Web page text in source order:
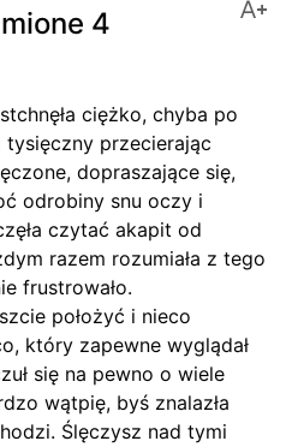
4
ciężko, chyba po
tysięczny przecierając
dopraszające się,
odrobiny snu oczy i
czytać akapit od
razem rozumiała z tego
frustrowało.
położyć i nieco
który zapewne wyglądał
się na pewno o wiele
wątpię, byś znalazła
Ślęczysz nad tymi